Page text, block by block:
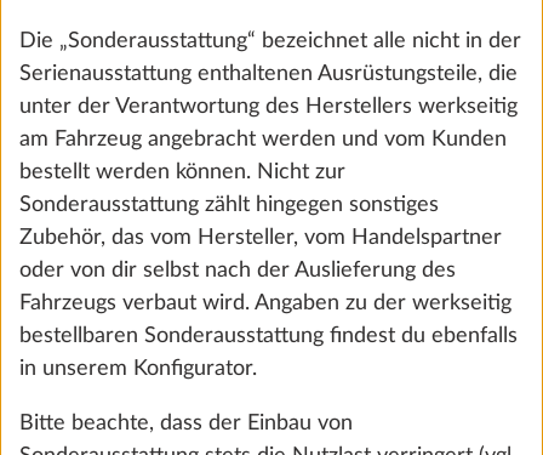
Hinzufügen
Dein Wunschfahrzeug ist
konfiguriert!
Die „Sonderausstattung“ bezeichnet alle nicht in der
Serienausstattung enthaltenen Ausrüstungsteile, die
unter der Verantwortung des Herstellers werkseitig
am Fahrzeug angebracht werden und vom Kunden
bestellt werden können. Nicht zur
Sonderausstattung zählt hingegen sonstiges
Zubehör, das vom Hersteller, vom Handelspartner
oder von dir selbst nach der Auslieferung des
Fahrzeugs verbaut wird. Angaben zu der werkseitig
bestellbaren Sonderausstattung findest du ebenfalls
in unserem Konfigurator.
Bitte beachte, dass der Einbau von